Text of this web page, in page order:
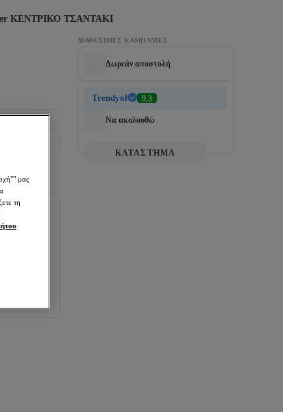
ΚΕΝΤΡΙΚΟ ΤΣΑΝΤΑΚΙ
ΔΙΑΘΈΣΙΜΕΣ ΚΑΜΠΆΝΙΕΣ
Δωρεάν αποστολή
Trendyol 9.3
Να ακολουθώ
ΚΑΤΑΣΤΗΜΑ
μας
τη